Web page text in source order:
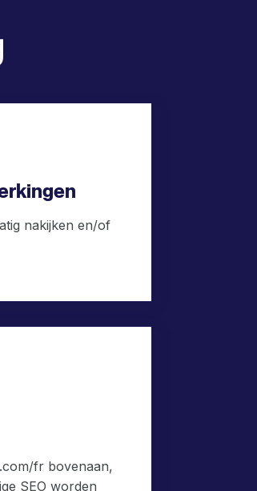
nakijken en/of